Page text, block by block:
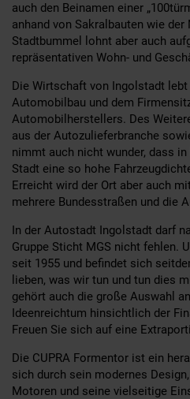
auch den Beinamen einer
anhand von Sakralbauten wie
Stadtbummel lohnt aber auch
repräsentativen Wohn- und
Die Wirtschaft von Ingolstadt
Automobilbau und dem
Automobilherstellers. Des
aus der Autozulieferbranche
nimmt auch nicht wunder, dass
Stadt eine so hohe
Erreicht wird der Ort aber auch
mehrere Bundesstraßen und die
In der Autostadt Ingolstadt darf
Gruppe Sticht MGS nicht fehlen.
seit 1955 und befindet sich
lieben, was wir tun und tun dies
gehört auch die große Auswahl
Ideenreichtum hinsichtlich der
Freuen Sie sich auf eine
Die CUPRA Formentor ist ein
sich durch sein modernes
Motoren und seine vielseitige